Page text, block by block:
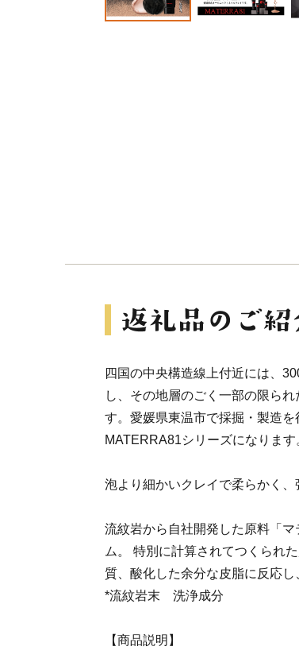
四国の中央構造線上付近には、
し、その地層のごく一部の限ら
す。愛媛県東温市で採掘・製造
MATERRA81シリーズになります
泡より細かいクレイで柔らかく、
流紋岩から自社開発した原料「
ム。 特別に計算されてつくられ
質、酸化した余分な皮脂に反応し
*流紋岩末 洗浄成分
【商品説明】